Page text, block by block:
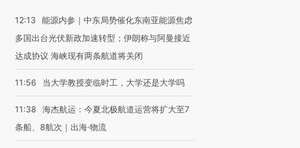
12:13
能源内参｜中东局势催化东南亚能源焦虑
多国出台光伏新政加速转型；伊朗称与阿曼接近
达成协议 海峡现有两条航道将关闭
11:56 当大学教授变临时工，大学还是大学吗
11:38
海杰航运：今夏北极航道运营将扩大至7
条船、8航次｜出海·物流